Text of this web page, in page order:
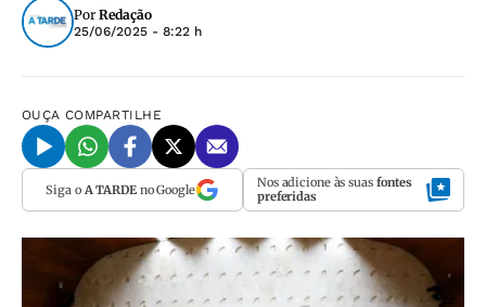
Por Redação
25/06/2025 - 8:22 h
OUÇA COMPARTILHE
Siga o A TARDEno Google Nos adicione às suas fontes
preferidas